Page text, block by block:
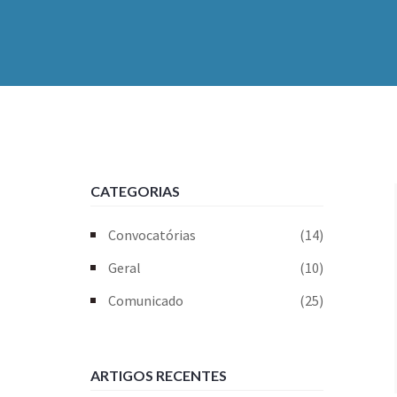
CATEGORIAS
Convocatórias
(14)
Geral
(10)
Comunicado
(25)
ARTIGOS RECENTES